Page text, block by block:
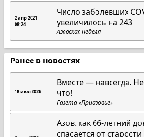
2 апр 2021
08:24
Число заболевших
увеличилось на 243
Азовская неделя
Ранее в новостях
18 июл 2026
Вместе — навсегда.
что!
Газета «Приазовье»
Азов: как 66-летний
спасается от